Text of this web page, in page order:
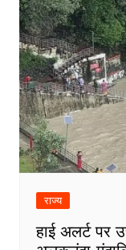
राज्य
हाई अलर्ट पर